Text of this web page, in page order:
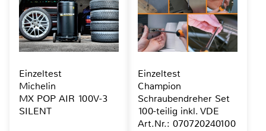
Einzeltest
Michelin
MX POP AIR 100V-3
SILENT
Einzeltest
Champion
Schraubendreher Set
100-teilig inkl. VDE
Art.Nr.: 070720240100